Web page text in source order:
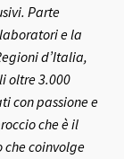
Parte
e la
d’Italia,
oltre 3.000
con passione e
che è il
che coinvolge